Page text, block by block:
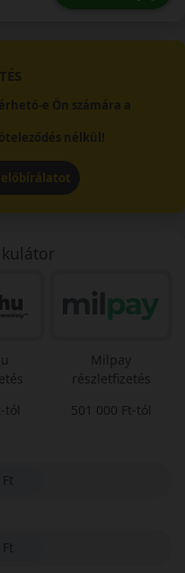
e Ön számára a
nélkül!
előbírálatot
tól
Milpay
részletfizetés
501 000 Ft-tól